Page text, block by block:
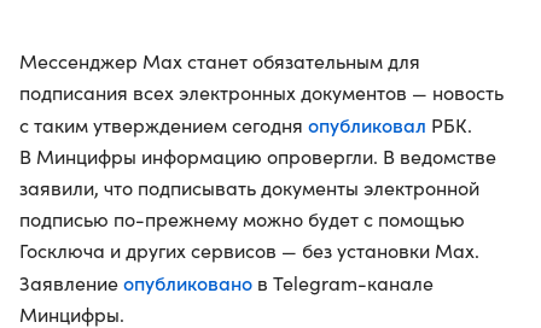
Мессенджер Max станет обязательным для
подписания всех электронных документов — новость
с таким утверждением сегодня опубликовал РБК.
В Минцифры информацию опровергли. В ведомстве
заявили, что подписывать документы электронной
подписью по-прежнему можно будет с помощью
Госключа и других сервисов — без установки Max.
Заявлениеопубликовано в Telegram-канале
Минцифры.